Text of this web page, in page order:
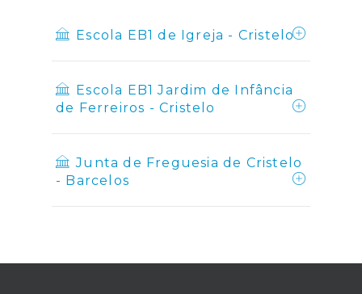
Escola EB1 de Igreja - Cristelo
Escola EB1 Jardim de Infância
de Ferreiros - Cristelo
Junta de Freguesia de Cristelo
- Barcelos